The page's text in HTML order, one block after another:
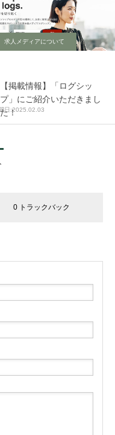
求人メディアについて
【掲載情報】「ログシッ
プ」にご紹介いただきまし
た！2025.02.03
0 トラックバック